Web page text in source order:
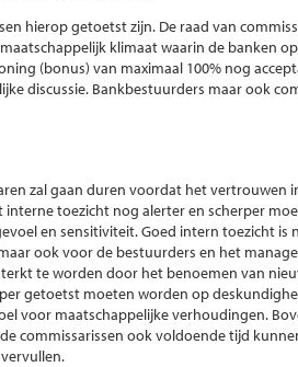
hierop getoetst zijn. De raad van
klimaat waarin de banken
(bonus) van maximaal 100% nog
discussie. Bankbestuurders maar ook
zal gaan duren voordat het vertrouwen
toezicht nog alerter en scherper
en sensitiviteit. Goed intern toezicht is
ook voor de bestuurders en het
te worden door het benoemen van
getoetst moeten worden op
voor maatschappelijke verhoudingen.
commissarissen ook voldoende tijd